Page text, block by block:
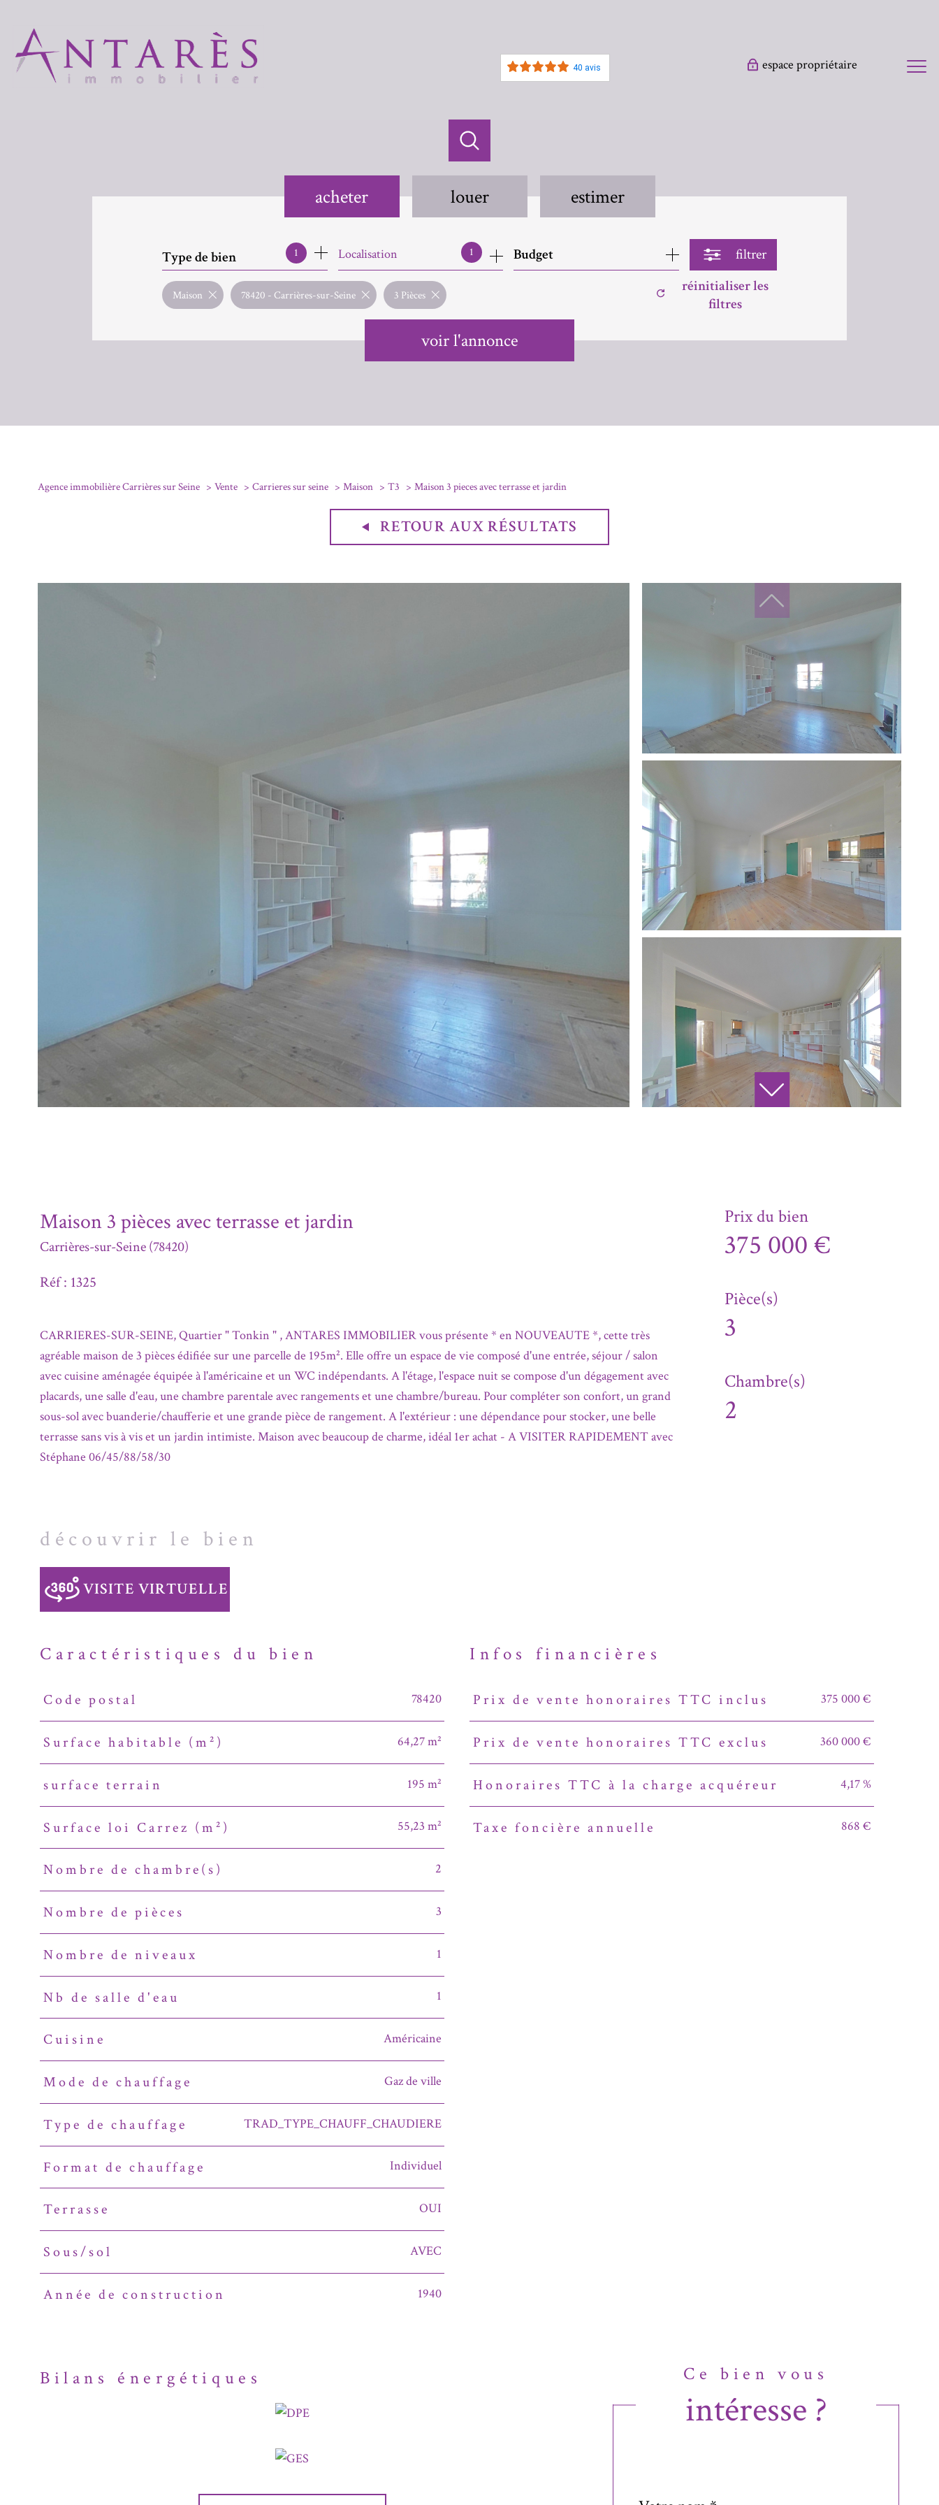
40 avis espace propriétaire
acheter
de l'ancien
de l'immo pro
louer
à l'année
estimer
Type de bien 1 1
Localisation Budget filtrer
voir l'annonce
Maison 78420 - Carrières-sur-Seine 3 Pièces
réinitialiser les
filtres
Agence immobilière Carrières sur Seine Vente Carrieres sur seine Maison T3 Maison 3 pieces avec terrasse et jardin
RETOUR AUX RÉSULTATS
Maison 3 pièces avec terrasse et jardin
Carrières-sur-Seine (78420)
Réf : 1325
CARRIERES-SUR-SEINE, Quartier " Tonkin " , ANTARES IMMOBILIER vous présente * en NOUVEAUTE *, cette très
agréable maison de 3 pièces édifiée sur une parcelle de 195m². Elle offre un espace de vie composé d'une entrée, séjour / salon
avec cuisine aménagée équipée à l'américaine et un WC indépendants. A l'étage, l'espace nuit se compose d'un dégagement avec
placards, une salle d'eau, une chambre parentale avec rangements et une chambre/bureau. Pour compléter son confort, un grand
sous-sol avec buanderie/chaufferie et une grande pièce de rangement. A l'extérieur : une dépendance pour stocker, une belle
terrasse sans vis à vis et un jardin intimiste. Maison avec beaucoup de charme, idéal 1er achat - A VISITER RAPIDEMENT avec
Stéphane 06/45/88/58/30
découvrir le bien
VISITE VIRTUELLE
Prix du bien
375 000 €
Pièce(s)
3
Chambre(s)
2
Caractéristiques du bien
Caractéristiques Valeurs
Code postal 78420
Surface habitable (m²) 64,27 m²
surface terrain 195 m²
Surface loi Carrez (m²) 55,23 m²
Nombre de chambre(s) 2
Nombre de pièces 3
Nombre de niveaux 1
Nb de salle d'eau 1
Cuisine Américaine
Mode de chauffage Gaz de ville
Type de chauffage TRAD_TYPE_CHAUFF_CHAUDIERE
Format de chauffage Individuel
Terrasse OUI
Sous/sol AVEC
Année de construction 1940
Infos financières
Caractéristiques Valeurs
Prix de vente honoraires TTC inclus 375 000 €
Prix de vente honoraires TTC exclus 360 000 €
Honoraires TTC à la charge acquéreur 4,17 %
Taxe foncière annuelle 868 €
Bilans énergétiques Ce bien vous
intéresse ?
Fieldset
Nom